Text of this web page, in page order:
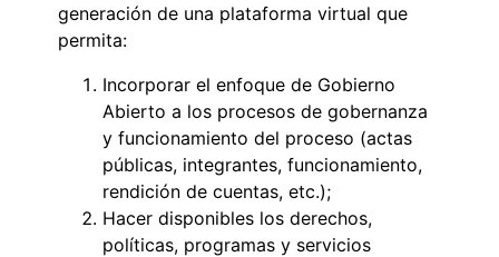
generación de una plataforma virtual que
permita:
Incorporar el enfoque de Gobierno
Abierto a los procesos de gobernanza
y funcionamiento del proceso (actas
públicas, integrantes, funcionamiento,
rendición de cuentas, etc.);
Hacer disponibles los derechos,
políticas, programas y servicios